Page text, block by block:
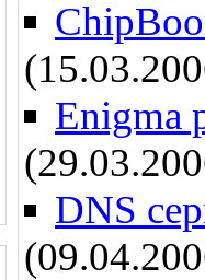
Enigma
DNS